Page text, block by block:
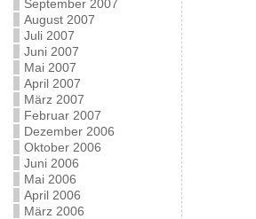
September 2007
August 2007
Juli 2007
Juni 2007
Mai 2007
April 2007
März 2007
Februar 2007
Dezember 2006
Oktober 2006
Juni 2006
Mai 2006
April 2006
März 2006